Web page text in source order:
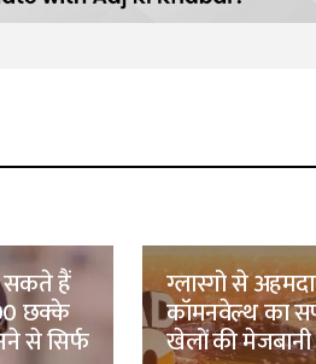
सकते हैं
छक्के
से सिर्फ
ग्लास्गो से
कॉमनवेल्थ का
खेलों की